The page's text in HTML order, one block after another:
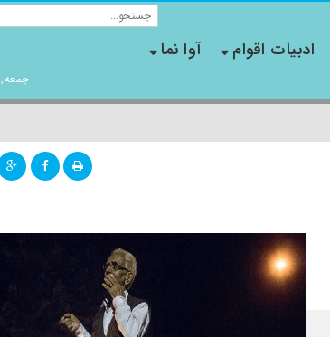
جمعه, 16 مرداد,1405
ادبیات اقوام آوا نما